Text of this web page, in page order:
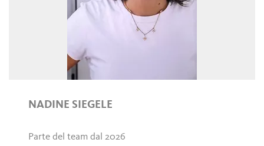
NADINE SIEGELE
Parte del team dal 2026